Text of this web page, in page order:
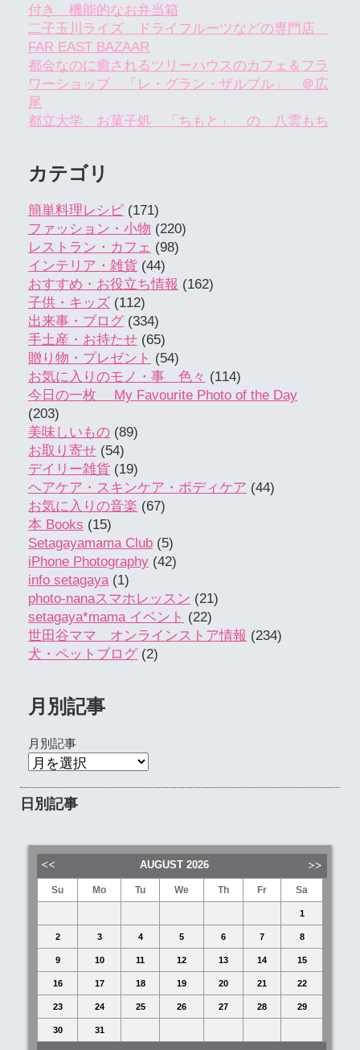
付き 機能的なお弁当箱
二子玉川ライズ ドライフルーツなどの専門店
FAR EAST BAZAAR
都会なのに癒されるツリーハウスのカフェ＆フラ
ワーショップ 「レ・グラン・ザルブル」 ＠広
尾
都立大学 お菓子処 「ちもと」 の 八雲もち
カテゴリ
簡単料理レシピ (171)
ファッション・小物 (220)
レストラン・カフェ (98)
インテリア・雑貨 (44)
おすすめ・お役立ち情報 (162)
子供・キッズ (112)
出来事・ブログ (334)
手土産・お持たせ (65)
贈り物・プレゼント (54)
お気に入りのモノ・事 色々 (114)
今日の一枚 My Favourite Photo of the Day
(203)
美味しいもの (89)
お取り寄せ (54)
デイリー雑貨 (19)
ヘアケア・スキンケア・ボディケア (44)
お気に入りの音楽 (67)
本 Books (15)
Setagayamama Club (5)
iPhone Photography (42)
info setagaya (1)
photo-nanaスマホレッスン (21)
setagaya*mama イベント (22)
世田谷ママ オンラインストア情報 (234)
犬・ペットブログ (2)
月別記事
月別記事
日別記事
AUGUST 2026
Su Mo Tu We Th Fr Sa
1
2 3 4 5 6 7 8
9 10 11 12 13 14 15
16 17 18 19 20 21 22
23 24 25 26 27 28 29
30 31